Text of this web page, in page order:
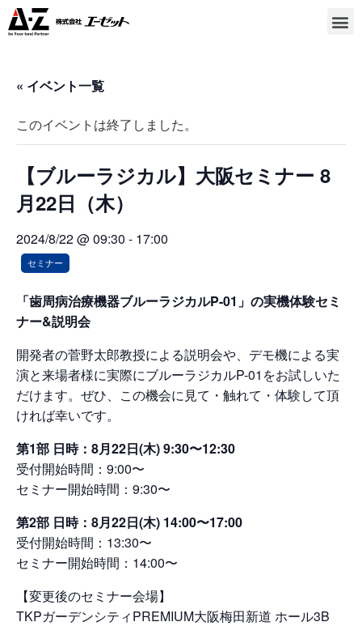
« イベント一覧
このイベントは終了しました。
【ブルーラジカル】大阪セミナー 8
月22日（木）
2024/8/22 @ 09:30 - 17:00
セミナー
「歯周病治療機器ブルーラジカルP-01」の実機体験セミ
ナー&説明会
開発者の菅野太郎教授による説明会や、デモ機による実
演と来場者様に実際にブルーラジカルP-01をお試しいた
だけます。ぜひ、この機会に見て・触れて・体験して頂
ければ幸いです。
第1部 日時：8月22日(木) 9:30〜12:30
受付開始時間：9:00〜
セミナー開始時間：9:30〜
第2部 日時：8月22日(木) 14:00〜17:00
受付開始時間：13:30〜
セミナー開始時間：14:00〜
【変更後のセミナー会場】
TKPガーデンシティPREMIUM大阪梅田新道 ホール3B